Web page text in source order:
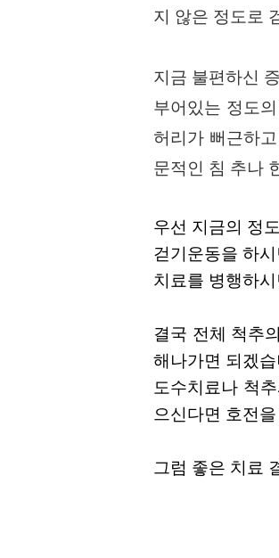
지 않은 정도로
지금 불편하신
부어있는 정도
허리가 뻐근하
문적인 침 추나
우선 지금의 정
걷기운동을 하
치료를 병행하
결국 전체 척추
해나가면 되겠
도수치료나 척
으신다면 호전
그럼 좋은 치료